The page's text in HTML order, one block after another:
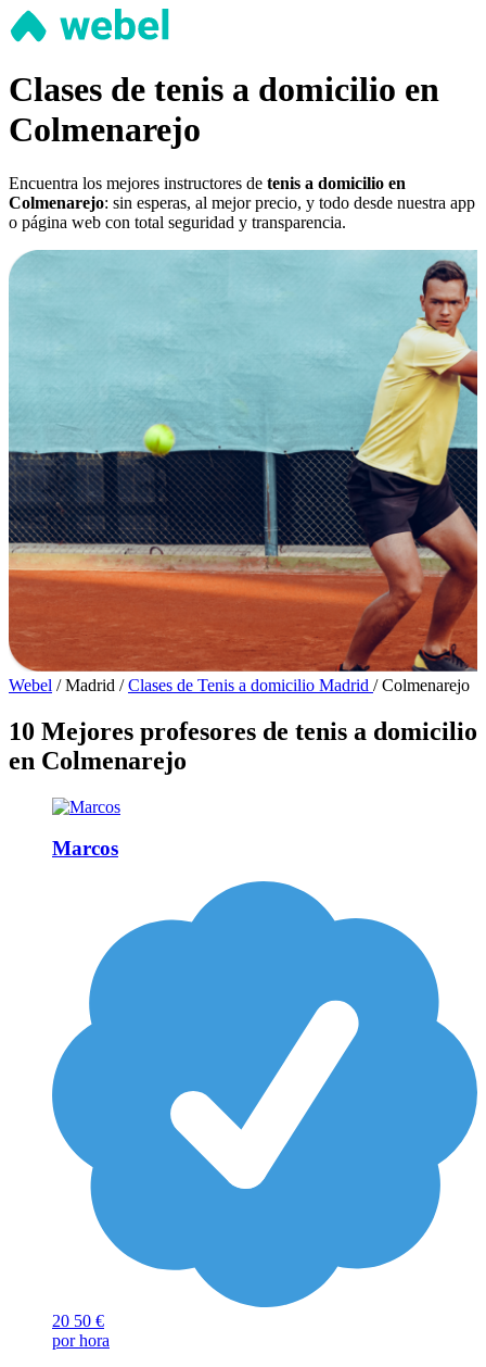
Clases de tenis a domicilio en
Colmenarejo
Encuentra los mejores instructores de tenis a domicilio en
Colmenarejo: sin esperas, al mejor precio, y todo desde nuestra app
o página web con total seguridad y transparencia.
Webel / Madrid / Clases de Tenis a domicilio Madrid / Colmenarejo
10 Mejores profesores de tenis a domicilio
en Colmenarejo
Marcos
20 50 €
por hora